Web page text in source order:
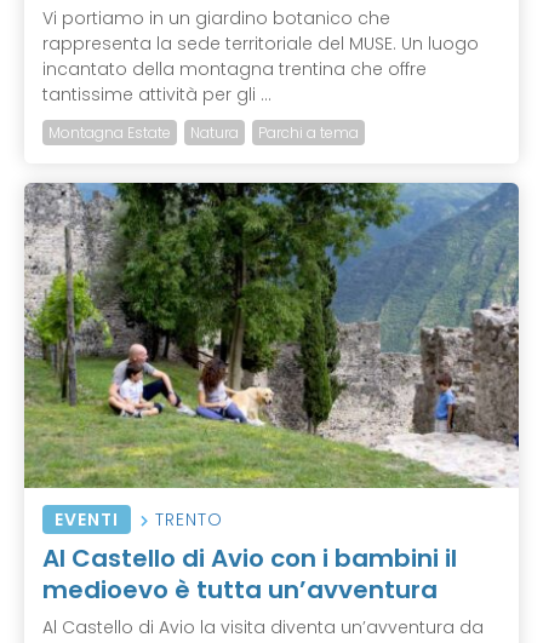
Vi portiamo in un giardino botanico che
rappresenta la sede territoriale del MUSE. Un luogo
incantato della montagna trentina che offre
tantissime attività per gli ...
Montagna Estate Natura Parchi a tema
EVENTI TRENTO
Al Castello di Avio con i bambini il
medioevo è tutta un’avventura
Al Castello di Avio la visita diventa un’avventura da